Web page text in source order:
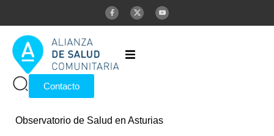
Inicio
Alianza
Contacto
Observatorio de Salud en Asturias